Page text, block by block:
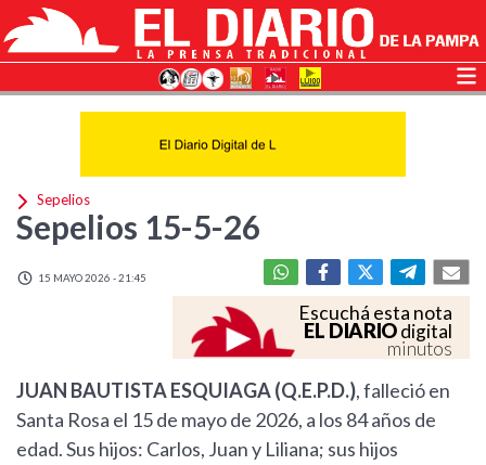
Sepelios
Sepelios 15-5-26
15 MAYO 2026 - 21:45
Escuchá esta nota
EL DIARIOdigital
minutos
JUAN BAUTISTA ESQUIAGA (Q.E.P.D.), falleció en
Santa Rosa el 15 de mayo de 2026, a los 84 años de
edad. Sus hijos: Carlos, Juan y Liliana; sus hijos